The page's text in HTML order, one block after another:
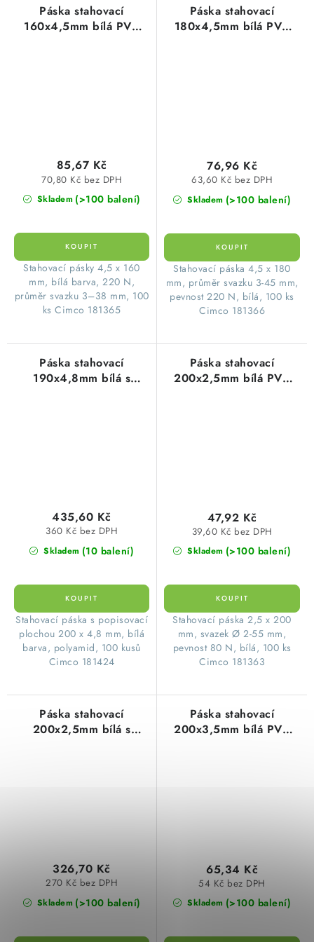
Páska stahovací
160x4,5mm bílá PVC
Skladem (>100 balení)
70,80 Kč bez DPH
85,67 Kč
Stahovací pásky 4,5 x 160
mm, bílá barva, 220 N,
průměr svazku 3–38 mm, 100
ks Cimco 181365
Páska stahovací
180x4,5mm bílá PVC
Skladem (>100 balení)
63,60 Kč bez DPH
76,96 Kč
Stahovací páska 4,5 x 180
mm, průměr svazku 3-45 mm,
pevnost 220 N, bílá, 100 ks
Cimco 181366
Páska stahovací
190x4,8mm bílá s
Skladem (10 balení)
360 Kč bez DPH
435,60 Kč
Stahovací páska s popisovací
plochou 200 x 4,8 mm, bílá
barva, polyamid, 100 kusů
Cimco 181424
Páska stahovací
200x2,5mm bílá PVC
Skladem (>100 balení)
39,60 Kč bez DPH
47,92 Kč
Stahovací páska 2,5 x 200
mm, svazek Ø 2-55 mm,
pevnost 80 N, bílá, 100 ks
Cimco 181363
Páska stahovací
200x2,5mm bílá s
Skladem (>100 balení)
270 Kč bez DPH
326,70 Kč
Páska stahovací
200x3,5mm bílá PVC
Skladem (>100 balení)
54 Kč bez DPH
65,34 Kč